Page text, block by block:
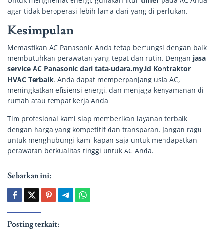
agar tidak beroperasi lebih lama dari yang di perlukan.
Kesimpulan
Memastikan AC Panasonic Anda tetap berfungsi dengan baik
membutuhkan perawatan yang tepat dan rutin. Dengan jasa
service AC Panasonic dari tata-udara.my.id Kontraktor
HVAC Terbaik, Anda dapat memperpanjang usia AC,
meningkatkan efisiensi energi, dan menjaga kenyamanan di
rumah atau tempat kerja Anda.
Tim profesional kami siap memberikan layanan terbaik
dengan harga yang kompetitif dan transparan. Jangan ragu
untuk menghubungi kami kapan saja untuk mendapatkan
perawatan berkualitas tinggi untuk AC Anda.
Sebarkan ini:
Posting terkait: